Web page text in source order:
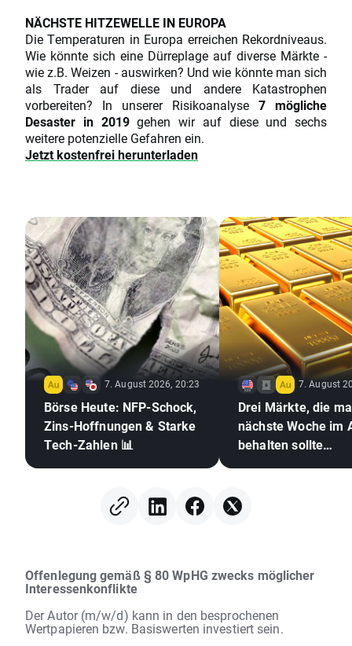
NÄCHSTE HITZEWELLE IN EUROPA
Die Temperaturen in Europa erreichen Rekordniveaus.
Wie könnte sich eine Dürreplage auf diverse Märkte -
wie z.B. Weizen - auswirken? Und wie könnte man sich
als Trader auf diese und andere Katastrophen
vorbereiten? In unserer Risikoanalyse 7 mögliche
Desaster in 2019gehen wir auf diese und sechs
weitere potenzielle Gefahren ein.
Jetzt kostenfrei herunterladen
7. August 2026, 20:23
Börse Heute: NFP-Schock,
Zins-Hoffnungen & Starke
Tech-Zahlen 📊
7. August
Drei Märkte, die
nächste Woche im
behalten sollte
Offenlegung gemäß § 80 WpHG zwecks möglicher
Interessenkonflikte
Der Autor (m/w/d) kann in den besprochenen
Wertpapieren bzw. Basiswerten investiert sein.